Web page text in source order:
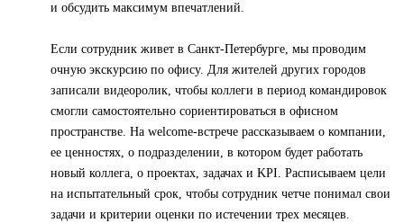
и обсудить максимум впечатлений.
Если сотрудник живет в Санкт-Петербурге, мы проводим
очную экскурсию по офису. Для жителей других городов
записали видеоролик, чтобы коллеги в период командировок
смогли самостоятельно сориентироваться в офисном
пространстве. На welcome-встрече рассказываем о компании,
ее ценностях, о подразделении, в котором будет работать
новый коллега, о проектах, задачах и KPI. Расписываем цели
на испытательный срок, чтобы сотрудник четче понимал свои
задачи и критерии оценки по истечении трех месяцев.